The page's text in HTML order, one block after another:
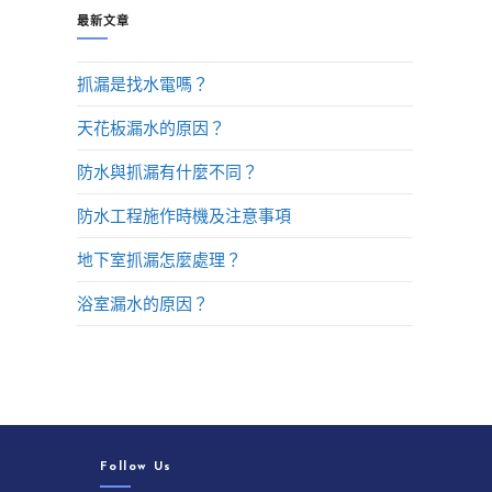
最新文章
抓漏是找水電嗎？
天花板漏水的原因？
防水與抓漏有什麼不同？
防水工程施作時機及注意事項
地下室抓漏怎麼處理？
浴室漏水的原因？
Follow Us